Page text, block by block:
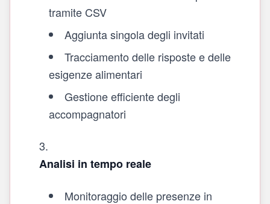
tramite CSV
Aggiunta singola degli invitati
Tracciamento delle risposte e delle
esigenze alimentari
Gestione efficiente degli
accompagnatori
Analisi in tempo reale
Monitoraggio delle presenze in